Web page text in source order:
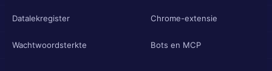
Datalekregister
Wachtwoordsterkte
Chrome-extensie
Bots en MCP